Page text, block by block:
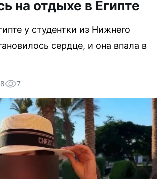
на отдыхе в Египте
у студентки из Нижнего
сердце, и она впала в
7